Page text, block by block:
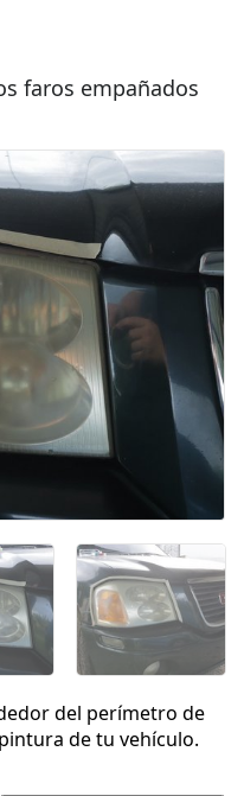
faros empañados
del perímetro de
de tu vehículo.